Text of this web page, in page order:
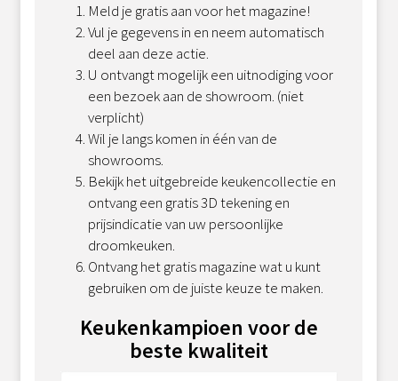
Meld je gratis aan voor het magazine!
Vul je gegevens in en neem automatisch
deel aan deze actie.
U ontvangt mogelijk een uitnodiging voor
een bezoek aan de showroom. (niet
verplicht)
Wil je langs komen in één van de
showrooms.
Bekijk het uitgebreide keukencollectie en
ontvang een gratis 3D tekening en
prijsindicatie van uw persoonlijke
droomkeuken.
Ontvang het gratis magazine wat u kunt
gebruiken om de juiste keuze te maken.
Keukenkampioen voor de
beste kwaliteit